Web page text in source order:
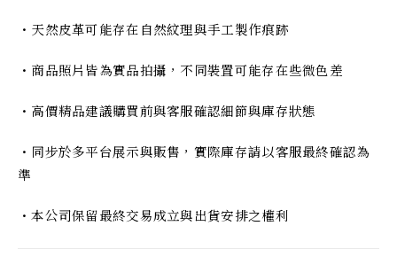
・天然皮革可能存在自然紋理與手工製作痕跡
・商品照片皆為實品拍攝，不同裝置可能存在些微色差
・高價精品建議購買前與客服確認細節與庫存狀態
・同步於多平台展示與販售，實際庫存請以客服最終確認為
準
・本公司保留最終交易成立與出貨安排之權利